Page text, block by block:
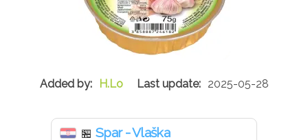
H.Lo 2025-05-28
🏪 Spar - Vlaška